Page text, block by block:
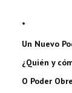
*
Un Nuevo
¿Quién y
O Poder